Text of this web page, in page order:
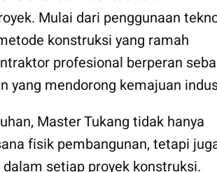
Mulai dari penggunaan
konstruksi yang ramah
profesional berperan
yang mendorong kemajuan
Master Tukang tidak hanya
fisik pembangunan, tetapi
setiap proyek konstruksi.